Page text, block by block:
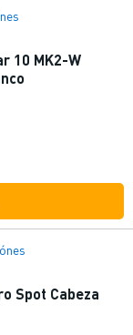
10 MK2-W
Spot Cabeza